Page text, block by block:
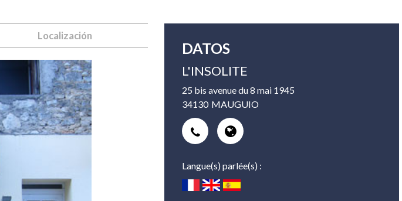
Localización
DATOS
L'INSOLITE
25 bis avenue du 8 mai 1945
34130 MAUGUIO
Langue(s) parlée(s) :